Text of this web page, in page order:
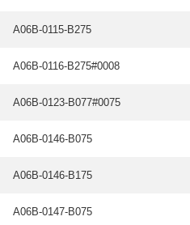
A06B-0115-B275
A06B-0116-B275#0008
A06B-0123-B077#0075
A06B-0146-B075
A06B-0146-B175
A06B-0147-B075